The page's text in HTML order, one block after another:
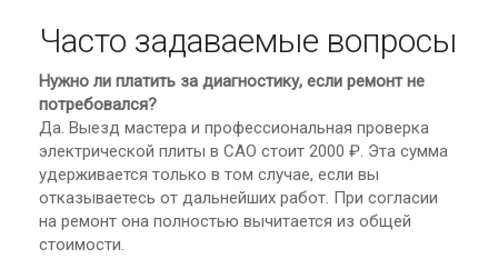
Часто задаваемые вопросы
Нужно ли платить за диагностику, если ремонт не
потребовался?
Да. Выезд мастера и профессиональная проверка
электрической плиты в САО стоит 2000 ₽. Эта сумма
удерживается только в том случае, если вы
отказываетесь от дальнейших работ. При согласии
на ремонт она полностью вычитается из общей
стоимости.